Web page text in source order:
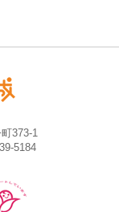
373-1
5184